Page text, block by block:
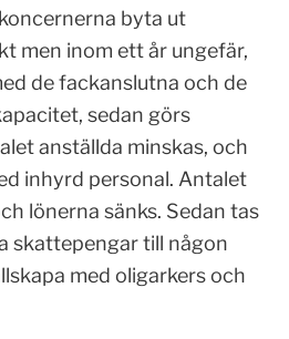
byta ut
men inom ett år ungefär,
de fackanslutna och de
sedan görs
anställda minskas, och
inhyrd personal. Antalet
lönerna sänks. Sedan tas
skattepengar till någon
med oligarkers och